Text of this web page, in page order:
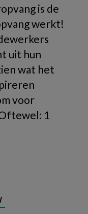
is de
werkt!
uit hun
wat het
voor
1